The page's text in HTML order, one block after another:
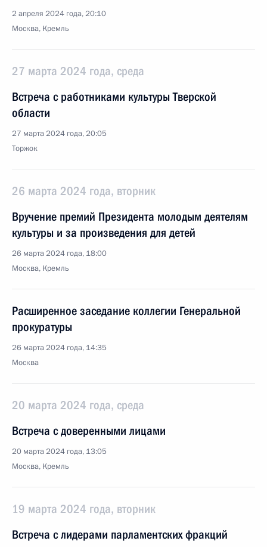
2 апреля 2024 года, 20:10
Москва, Кремль
27 марта 2024 года, среда
Встреча с работниками культуры Тверской
области
27 марта 2024 года, 20:05
Торжок
26 марта 2024 года, вторник
Вручение премий Президента молодым деятелям
культуры и за произведения для детей
26 марта 2024 года, 18:00
Москва, Кремль
Расширенное заседание коллегии Генеральной
прокуратуры
26 марта 2024 года, 14:35
Москва
20 марта 2024 года, среда
Встреча с доверенными лицами
20 марта 2024 года, 13:05
Москва, Кремль
19 марта 2024 года, вторник
Встреча с лидерами парламентских фракций